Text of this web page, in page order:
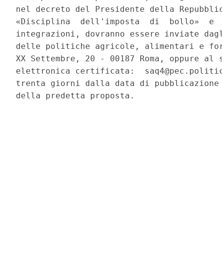
nel decreto del Presidente della
«Disciplina  dell'imposta  di  bollo»  e
integrazioni, dovranno essere inviate
delle politiche agricole, alimentari e
XX Settembre, 20 - 00187 Roma, oppure
elettronica certificata:
trenta giorni dalla data di